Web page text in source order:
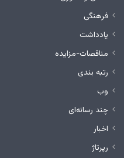
فرهنگی
یادداشت
مناقصات-مزایده
رتبه بندی
وب
چند رسانه‌ای
اخبار
رپرتاژ